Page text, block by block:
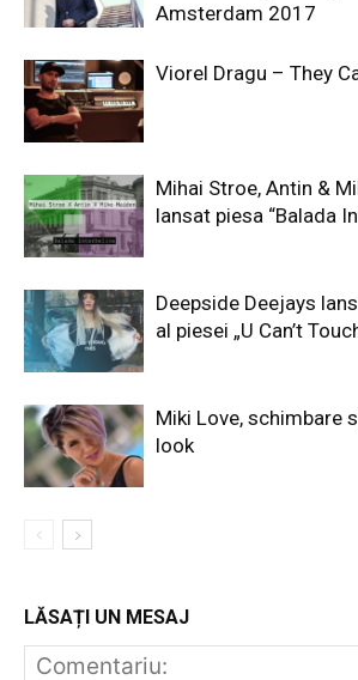
Amsterdam 2017
Viorel Dragu – They
Mihai Stroe, Antin &
lansat piesa “Balada
Deepside Deejays
al piesei „U Can’t
Miki Love, schimbare
look
LĂSAȚI UN MESAJ